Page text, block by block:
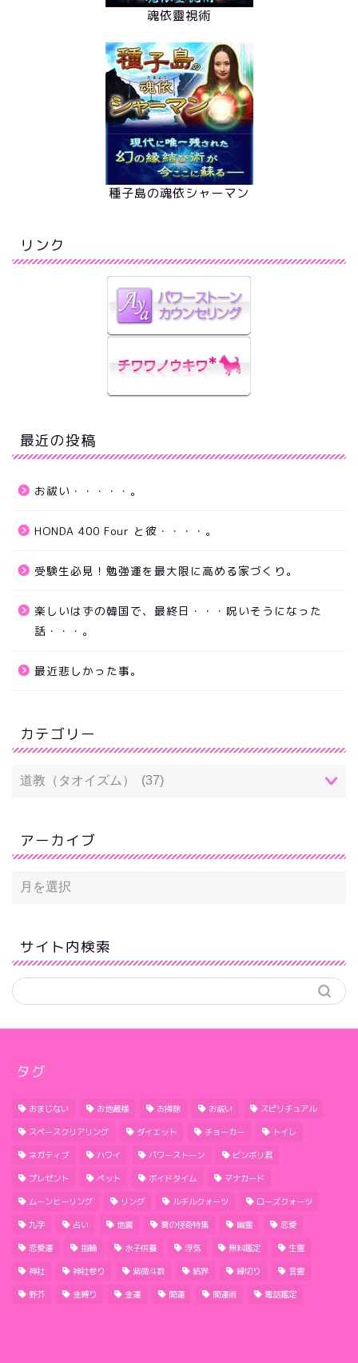
魂依靈視術
種子島の魂依シャーマン
リンク
最近の投稿
お祓い・・・・・。
HONDA 400 Four と彼・・・・。
受験生必見！勉強運を最大限に高める家づくり。
楽しいはずの韓国で、最終日・・・呪いそうになった
話・・・。
最近悲しかった事。
カテゴリー
アーカイブ
サイト内検索
タグ
おまじない お地蔵様 お掃除 お祓い スピリチュアル
スペースクリアリング ダイエット チョーカー トイレ
ネガティブ ハワイ パワーストーン ビンボリ君
プレゼント ペット ボイドタイム マナカード
ムーンヒーリング リング ルチルクォーツ ローズクォーツ
九字 占い 地震 夏の怪奇特集 幽霊 恋愛
恋愛運 指輪 水子供養 浮気 無料鑑定 生霊
神社 神社参り 紫微斗数 結界 縁切り 言霊
野芥 金縛り 金運 開運 開運術 電話鑑定